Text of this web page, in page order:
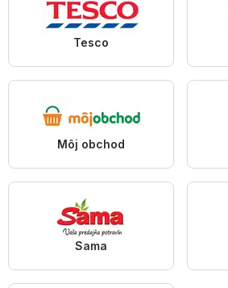
Tesco
Môj obchod
Sama